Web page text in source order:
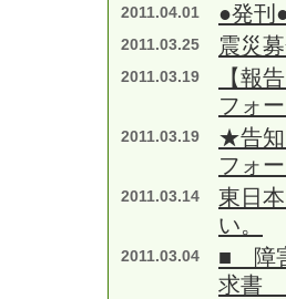
2011.04.01 ●発刊
2011.03.25 震災
2011.03.19
【報
フォ
2011.03.19
★告知
フォ
2011.03.14
東日
い。
2011.03.04
■ 障
求書